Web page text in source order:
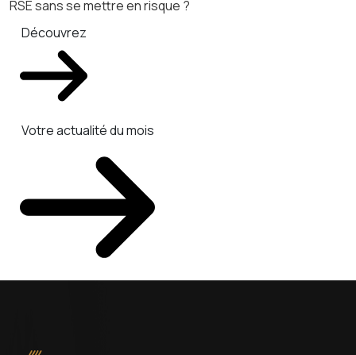
RSE sans se mettre en risque ?
Découvrez
Votre actualité du mois